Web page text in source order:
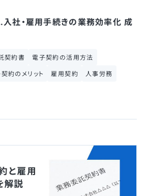
社・雇用手続きの業務効率化 成
契約書 電子契約の活用方法
約のメリット 雇用契約 人事労務